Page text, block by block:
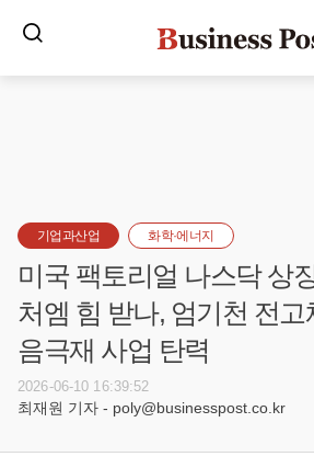
기업과산업 화학·에너지
미국 팩토리얼 나스닥 상
처엠 힘 받나, 엄기천 전고
음극재 사업 탄력
2026-06-10 16:39:52
최재원 기자 - poly@businesspost.co.kr